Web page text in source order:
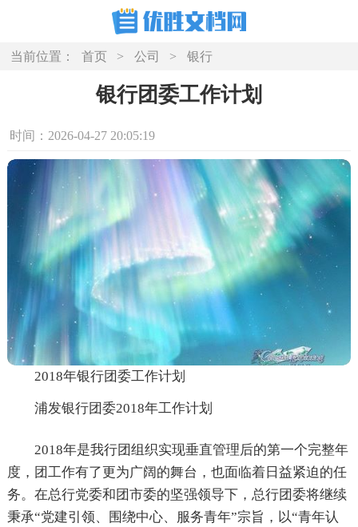
当前位置： 首页 > 公司 > 银行
银行团委工作计划
时间：2026-04-27 20:05:19
2018年银行团委工作计划
浦发银行团委2018年工作计划
2018年是我行团组织实现垂直管理后的第一个完整年
度，团工作有了更为广阔的舞台，也面临着日益紧迫的任
务。在总行党委和团市委的坚强领导下，总行团委将继续
秉承“党建引领、围绕中心、服务青年”宗旨，以“青年认